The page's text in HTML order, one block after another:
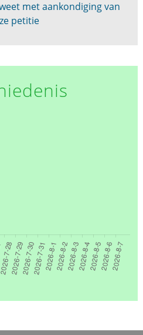
met aankondiging van
petitie